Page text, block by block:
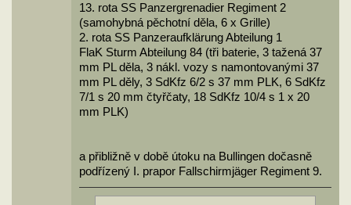
13. rota SS Panzergrenadier Regiment 2
(samohybná pěchotní děla, 6 x Grille)
2. rota SS Panzeraufklärung Abteilung 1
FlaK Sturm Abteilung 84 (tři baterie, 3 tažená 37
mm PL děla, 3 nákl. vozy s namontovanými 37
mm PL děly, 3 SdKfz 6/2 s 37 mm PLK, 6 SdKfz
7/1 s 20 mm čtyřčaty, 18 SdKfz 10/4 s 1 x 20
mm PLK)
a přibližně v době útoku na Bullingen dočasně
podřízený I. prapor Fallschirmjäger Regiment 9.